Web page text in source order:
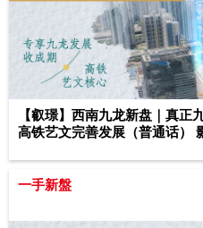
【叡璟】西南九龙新盘｜真正
高铁艺文完善发展（普通话）
一手新盤